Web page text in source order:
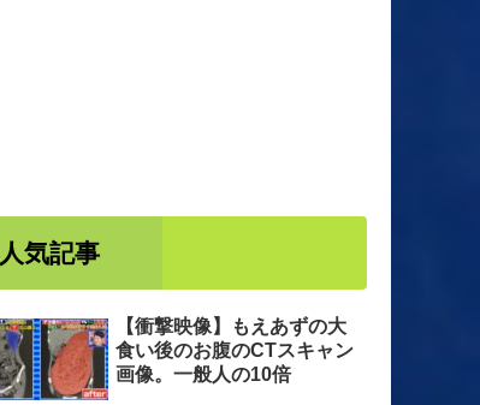
人気記事
【衝撃映像】もえあずの大
食い後のお腹のCTスキャン
画像。一般人の10倍